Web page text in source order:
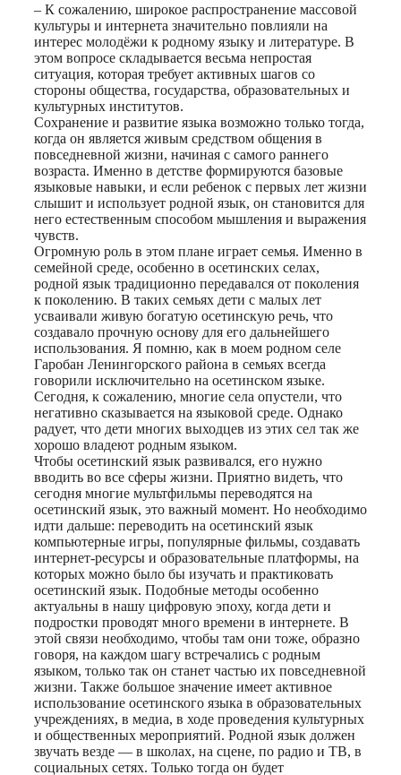
– К сожалению, широкое распространение массовой
культуры и интернета значительно повлияли на
интерес молодёжи к родному языку и литературе. В
этом вопросе складывается весьма непростая
ситуация, которая требует активных шагов со
стороны общества, государства, образовательных и
культурных институтов.
Сохранение и развитие языка возможно только тогда,
когда он является живым средством общения в
повседневной жизни, начиная с самого раннего
возраста. Именно в детстве формируются базовые
языковые навыки, и если ребенок с первых лет жизни
слышит и использует родной язык, он становится для
него естественным способом мышления и выражения
чувств.
Огромную роль в этом плане играет семья. Именно в
семейной среде, особенно в осетинских селах,
родной язык традиционно передавался от поколения
к поколению. В таких семьях дети с малых лет
усваивали живую богатую осетинскую речь, что
создавало прочную основу для его дальнейшего
использования. Я помню, как в моем родном селе
Гаробан Ленингорского района в семьях всегда
говорили исключительно на осетинском языке.
Сегодня, к сожалению, многие села опустели, что
негативно сказывается на языковой среде. Однако
радует, что дети многих выходцев из этих сел так же
хорошо владеют родным языком.
Чтобы осетинский язык развивался, его нужно
вводить во все сферы жизни. Приятно видеть, что
сегодня многие мультфильмы переводятся на
осетинский язык, это важный момент. Но необходимо
идти дальше: переводить на осетинский язык
компьютерные игры, популярные фильмы, создавать
интернет-ресурсы и образовательные платформы, на
которых можно было бы изучать и практиковать
осетинский язык. Подобные методы особенно
актуальны в нашу цифровую эпоху, когда дети и
подростки проводят много времени в интернете. В
этой связи необходимо, чтобы там они тоже, образно
говоря, на каждом шагу встречались с родным
языком, только так он станет частью их повседневной
жизни. Также большое значение имеет активное
использование осетинского языка в образовательных
учреждениях, в медиа, в ходе проведения культурных
и общественных мероприятий. Родной язык должен
звучать везде — в школах, на сцене, по радио и ТВ, в
социальных сетях. Только тогда он будет